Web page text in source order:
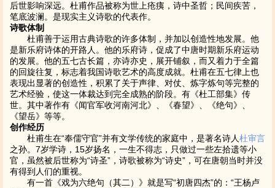
后世影响深远。杜甫作品被称为世上疮痍，诗中圣哲；民间疾苦，
笔底波澜。是现实主义诗歌的代表作。
诗歌体制
杜甫善于运用古典诗歌的许多体制，并加以创造性地发展。他
是新乐府诗体的开路人。他的乐府诗，促成了中唐时期新乐府运动
的发展。他的五七古长篇，亦诗亦史，展开铺叙，而又着力于全篇
的回旋往复，标志着我国诗歌艺术的高度成就。杜甫在五七律上也
表现出显著的创造性，积累了关于声律、对仗、炼字炼句等完整的
艺术经验，使这一体裁达到完全成熟的阶段。有《杜工部集》传
世。其中著作有《闻官军收河南河北》、《春望》、《绝句》、
《望岳》等等。
创作经历
杜甫生在“奉儒守官”并有文学传统的家庭中，是著名诗人杜审言
之孙。7岁学诗，15岁扬名，一生不得志，只做过一些左拾遗等小
官，虽然被后世称为“诗圣”，诗歌被称为“诗史”，可在唐朝当时并没
有得到人们的重视。
有一首《戏为六绝句（其二）》就是写“初唐四杰”的：“王杨卢